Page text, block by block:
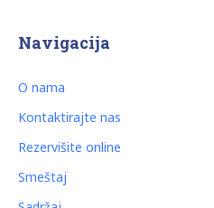
Navigacija
O nama
Kontaktirajte nas
Rezervišite online
Smeštaj